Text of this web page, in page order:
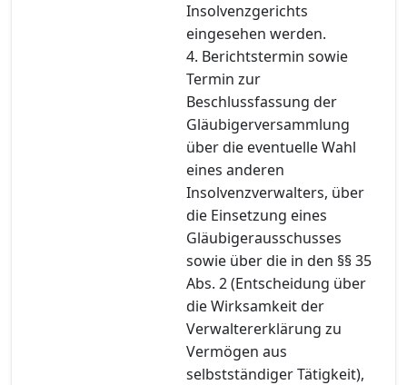
Insolvenzgerichts
eingesehen werden.
4. Berichtstermin sowie
Termin zur
Beschlussfassung der
Gläubigerversammlung
über die eventuelle Wahl
eines anderen
Insolvenzverwalters, über
die Einsetzung eines
Gläubigerausschusses
sowie über die in den §§ 35
Abs. 2 (Entscheidung über
die Wirksamkeit der
Verwaltererklärung zu
Vermögen aus
selbstständiger Tätigkeit),